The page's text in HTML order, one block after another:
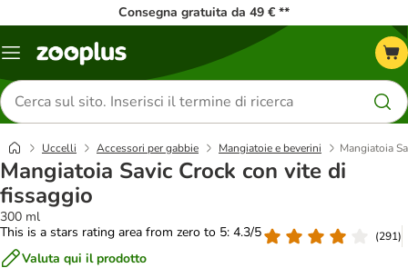
Consegna gratuita da 49 € **
Overview
Cerca
prodotti
Uccelli Accessori per gabbie Mangiatoie e beverini Mangiatoia
Mangiatoia Savic Crock con vite di
fissaggio
300 ml
This is a stars rating area from zero to 5: 4.3/5
(291)
Valuta qui il prodotto